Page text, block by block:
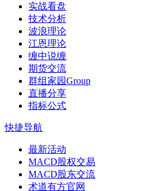
实战看盘
技术分析
波浪理论
江恩理论
缠中说缠
期货交流
群组家园Group
直播分享
指标公式
快捷导航
最新活动
MACD股权交易
MACD股东交流
术道有方官网